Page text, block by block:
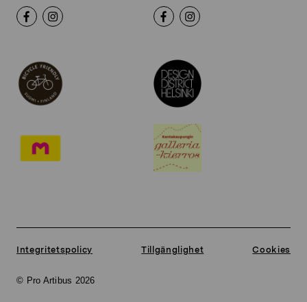
© Pro Artibus 2026
Integritetspolicy Tillgänglighet Cookies